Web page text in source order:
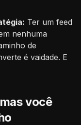
Ter um feed
nenhuma
de
é vaidade. E
você